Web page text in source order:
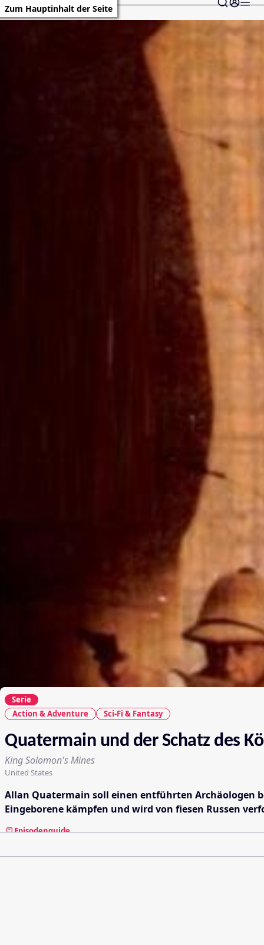
Zum Hauptinhalt der Seite
Serie
Action & Adventure
Sci-Fi & Fantasy
Quatermain und der Schatz des
King Solomon's Mines
United States
Allan Quatermain soll einen entführten Archäologen
Eingeborene kämpfen und wird von fiesen Russen
Episodenguide